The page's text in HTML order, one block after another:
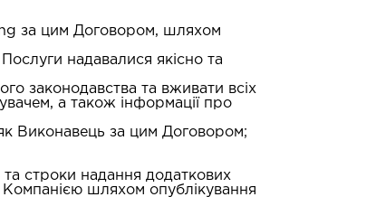
за цим Договором, шляхом
надавалися якісно та
законодавства та вживати всіх
а також інформації про
Виконавець за цим Договором;
та строки надання додаткових
Компанією шляхом опублікування